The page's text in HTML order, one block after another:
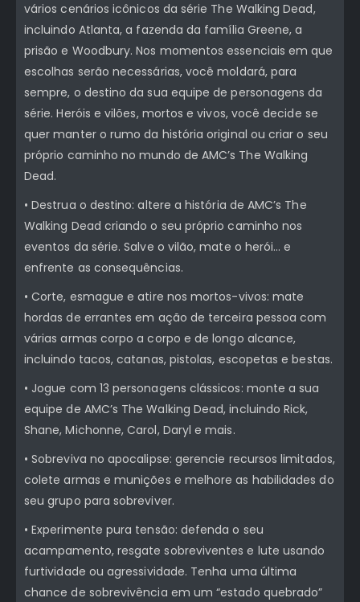
vários cenários icônicos da série The Walking Dead,
incluindo Atlanta, a fazenda da família Greene, a
prisão e Woodbury. Nos momentos essenciais em que
escolhas serão necessárias, você moldará, para
sempre, o destino da sua equipe de personagens da
série. Heróis e vilões, mortos e vivos, você decide se
quer manter o rumo da história original ou criar o seu
próprio caminho no mundo de AMC’s The Walking
Dead.
• Destrua o destino: altere a história de AMC’s The
Walking Dead criando o seu próprio caminho nos
eventos da série. Salve o vilão, mate o herói… e
enfrente as consequências.
• Corte, esmague e atire nos mortos-vivos: mate
hordas de errantes em ação de terceira pessoa com
várias armas corpo a corpo e de longo alcance,
incluindo tacos, catanas, pistolas, escopetas e bestas.
• Jogue com 13 personagens clássicos: monte a sua
equipe de AMC’s The Walking Dead, incluindo Rick,
Shane, Michonne, Carol, Daryl e mais.
• Sobreviva no apocalipse: gerencie recursos limitados,
colete armas e munições e melhore as habilidades do
seu grupo para sobreviver.
• Experimente pura tensão: defenda o seu
acampamento, resgate sobreviventes e lute usando
furtividade ou agressividade. Tenha uma última
chance de sobrevivência em um “estado quebrado”